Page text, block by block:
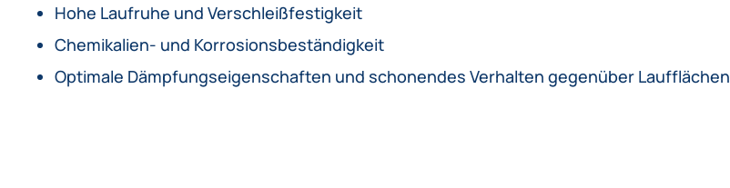
Hohe Laufruhe und Verschleißfestigkeit
Chemikalien- und Korrosionsbeständigkeit
Optimale Dämpfungseigenschaften und schonendes Verhalten gegenüber Laufflächen